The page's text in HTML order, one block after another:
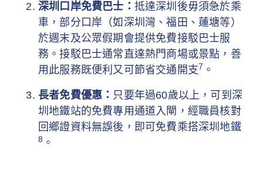
深圳口岸免費巴士： 抵達深圳後毋須急於乘
車，部分口岸（如深圳灣、福田、蓮塘等）
於週末及公眾假期會提供免費接駁巴士服
務。接駁巴士通常直達熱門商場或景點，善
用此服務既便利又可節省交通開支7 。
長者免費優惠： 只要年過60歲以上，可到深
圳地鐵站的免費專用通道入閘，經職員核對
回鄉證資料無誤後，即可免費乘搭深圳地鐵
8 。